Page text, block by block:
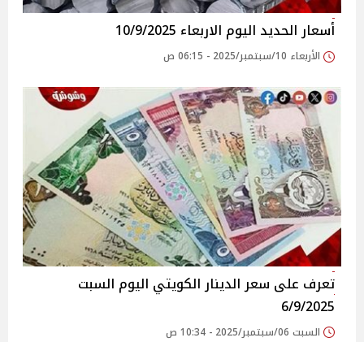
أسعار الحديد اليوم الاربعاء 10/9/2025
الأربعاء 10/سبتمبر/2025 - 06:15 ص
تعرف على سعر الدينار الكويتي اليوم السبت
6/9/2025
السبت 06/سبتمبر/2025 - 10:34 ص